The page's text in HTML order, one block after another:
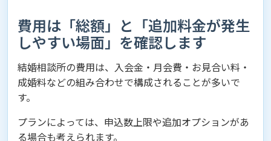
費用は「総額」と「追加料金が発生
しやすい場面」を確認します
結婚相談所の費用は、入会金・月会費・お見合い料・
成婚料などの組み合わせで構成されることが多いで
す。
プランによっては、申込数上限や追加オプションがあ
る場合も考えられます。